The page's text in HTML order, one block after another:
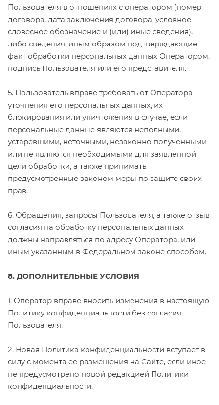
Пользователя в отношениях с оператором (номер
договора, дата заключения договора, условное
словесное обозначение и (или) иные сведения),
либо сведения, иным образом подтверждающие
факт обработки персональных данных Оператором,
подпись Пользователя или его представителя.
5. Пользователь вправе требовать от Оператора
уточнения его персональных данных, их
блокирования или уничтожения в случае, если
персональные данные являются неполными,
устаревшими, неточными, незаконно полученными
или не являются необходимыми для заявленной
цели обработки, а также принимать
предусмотренные законом меры по защите своих
прав.
6. Обращения, запросы Пользователя, а также отзыв
согласия на обработку персональных данных
должны направляться по адресу Оператора, или
иным указанным в Федеральном законе способом.
8. ДОПОЛНИТЕЛЬНЫЕ УСЛОВИЯ
1. Оператор вправе вносить изменения в настоящую
Политику конфиденциальности без согласия
Пользователя.
2. Новая Политика конфиденциальности вступает в
силу с момента ее размещения на Сайте, если иное
не предусмотрено новой редакцией Политики
конфиденциальности.